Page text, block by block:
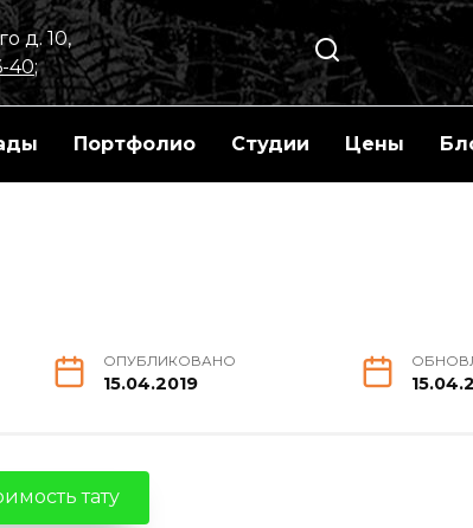
д. 10,
40;
Портфолио Студии Цены
ОПУБЛИКОВАНО
15.04.2019
тату